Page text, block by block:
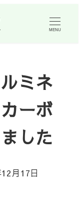
MENU
ミネ
ーボ
した
月17日